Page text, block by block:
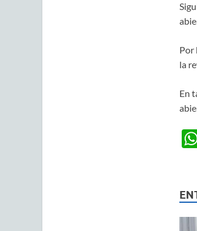
Por
la
En